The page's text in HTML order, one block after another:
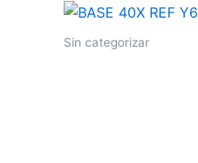
Sin categorizar